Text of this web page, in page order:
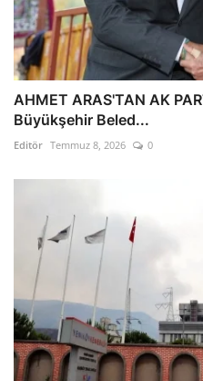
AHMET ARAS'TAN AK
Büyükşehir Beled...
Editör Temmuz 8, 2026 0